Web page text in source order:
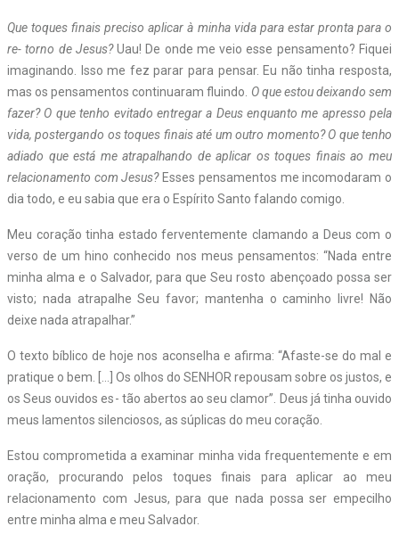
Que toques finais preciso aplicar à minha vida para estar pronta para o
re- torno de Jesus?Uau! De onde me veio esse pensamento? Fiquei
imaginando. Isso me fez parar para pensar. Eu não tinha resposta,
mas os pensamentos continuaram fluindo. O que estoudeixando sem
fazer? O que tenho evitado entregar a Deus enquanto me apresso pela
vida, postergando os toques finais até um outro momento? O que tenho
adiado que está me atrapalhando de aplicar os toques finais ao meu
relacionamento com Jesus? Esses pensamentos me incomodaram o
dia todo, e eu sabia que era o Espírito Santo falando comigo.
Meu coração tinha estado ferventemente clamando a Deus com o
verso de um hino conhecido nos meus pensamentos: “Nada entre
minha alma e o Salvador, para que Seu rosto abençoado possa ser
visto; nada atrapalhe Seu favor; mantenha o caminho livre! Não
deixe nada atrapalhar.”
O texto bíblico de hoje nos aconselha e afirma: “Afaste-se do mal e
pratique o bem. […] Os olhos do SENHOR repousam sobre os justos, e
os Seus ouvidos es- tão abertos ao seu clamor”. Deus já tinha ouvido
meus lamentos silenciosos, as súplicas do meu coração.
Estou comprometida a examinar minha vida frequentemente e em
oração, procurando pelos toques finais para aplicar ao
meu
relacionamento com Jesus, para que nada possa ser empecilho
entre minha alma e meu Salvador.